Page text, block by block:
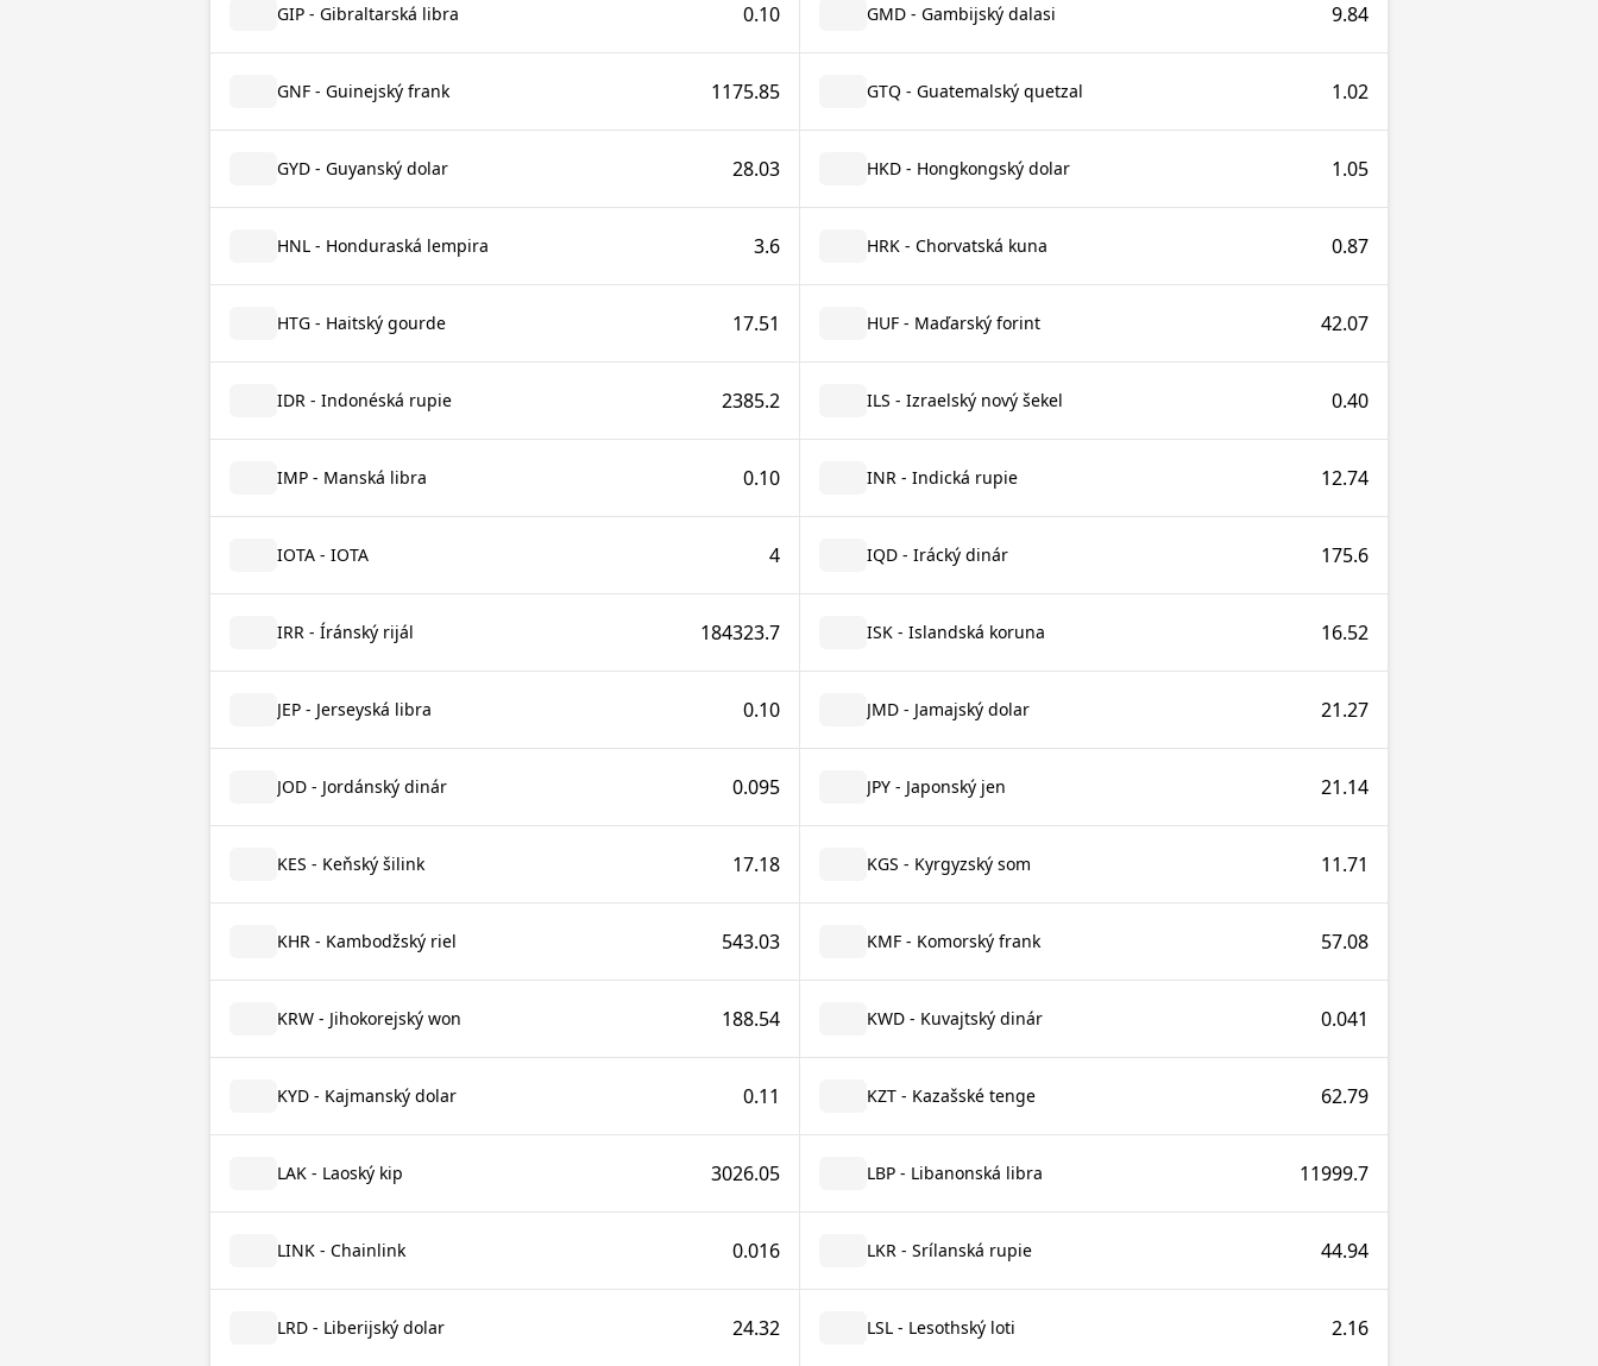
GIP - Gibraltarská libra 0.10 GMD - Gambijský dalasi 9.84
GNF - Guinejský frank 1175.85 GTQ - Guatemalský quetzal 1.02
GYD - Guyanský dolar 28.03 HKD - Hongkongský dolar 1.05
HNL - Honduraská lempira 3.6 HRK - Chorvatská kuna 0.87
HTG - Haitský gourde 17.51 HUF - Maďarský forint 42.07
IDR - Indonéská rupie 2385.2 ILS - Izraelský nový šekel 0.40
IMP - Manská libra 0.10 INR - Indická rupie 12.74
IOTA - IOTA 4 IQD - Irácký dinár 175.6
IRR - Íránský rijál 184323.7 ISK - Islandská koruna 16.52
JEP - Jerseyská libra 0.10 JMD - Jamajský dolar 21.27
JOD - Jordánský dinár 0.095 JPY - Japonský jen 21.14
KES - Keňský šilink 17.18 KGS - Kyrgyzský som 11.71
KHR - Kambodžský riel 543.03 KMF - Komorský frank 57.08
KRW - Jihokorejský won 188.54 KWD - Kuvajtský dinár 0.041
KYD - Kajmanský dolar 0.11 KZT - Kazašské tenge 62.79
LAK - Laoský kip 3026.05 LBP - Libanonská libra 11999.7
LINK - Chainlink 0.016 LKR - Srílanská rupie 44.94
LRD - Liberijský dolar 24.32 LSL - Lesothský loti 2.16